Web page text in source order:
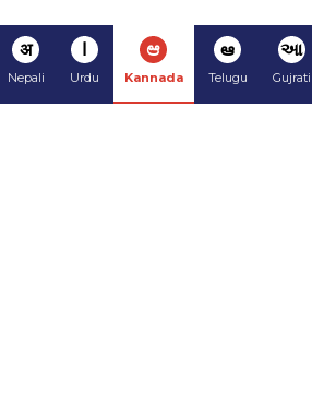
अ
Nepali
ا
Urdu
ಆ
Kannada
ఆ
Telugu
આ
Gujrati